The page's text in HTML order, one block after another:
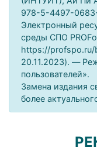
978-5-4497-
Электронный
среды СПО
https://profspo.ru/
20.11.2023). —
пользователей».
Замена издания
более